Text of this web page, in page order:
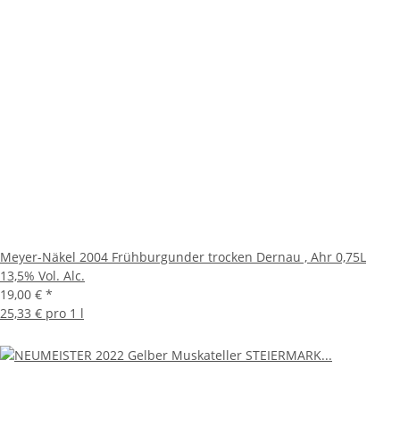
Meyer-Näkel 2004 Frühburgunder trocken Dernau , Ahr 0,75L
13,5% Vol. Alc.
19,00 € *
25,33 € pro 1 l